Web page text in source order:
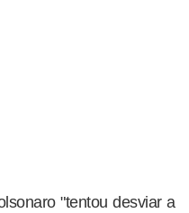
"tentou desviar a